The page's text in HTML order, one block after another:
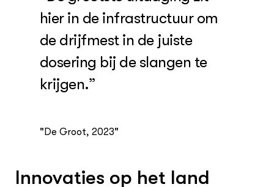
hier in de infrastructuur om
de drijfmest in de juiste
dosering bij de slangen te
krijgen.”
"De Groot, 2023"
Innovaties op het land